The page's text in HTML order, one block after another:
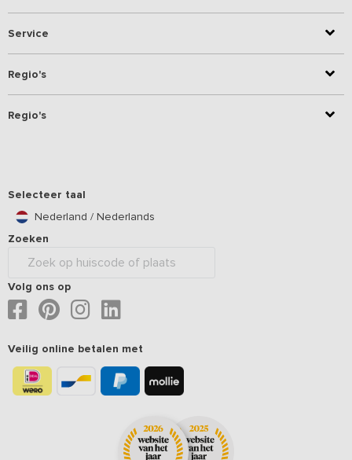
Service
Regio's
Regio's
Selecteer taal
Nederland / Nederlands
Zoeken
Volg ons op
Veilig online betalen met